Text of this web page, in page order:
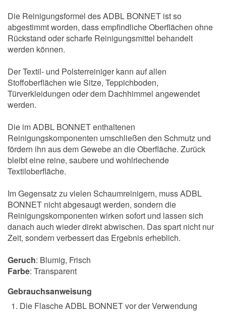
Die Reinigungsformel des ADBL BONNET ist so
abgestimmt worden, dass empfindliche Oberflächen ohne
Rückstand oder scharfe Reinigungsmittel behandelt
werden können.
Der Textil- und Polsterreiniger kann auf allen
Stoffoberflächen wie Sitze, Teppichboden,
Türverkleidungen oder dem Dachhimmel angewendet
werden.
Die im ADBL BONNET enthaltenen
Reinigungskomponenten umschließen den Schmutz und
fördern ihn aus dem Gewebe an die Oberfläche. Zurück
bleibt eine reine, saubere und wohlriechende
Textiloberfläche.
Im Gegensatz zu vielen Schaumreinigern, muss ADBL
BONNET nicht abgesaugt werden, sondern die
Reinigungskomponenten wirken sofort und lassen sich
danach auch wieder direkt abwischen. Das spart nicht nur
Zeit, sondern verbessert das Ergebnis erheblich.
Geruch: Blumig, Frisch
Farbe: Transparent
Gebrauchsanweisung
Die Flasche ADBL BONNET vor der Verwendung